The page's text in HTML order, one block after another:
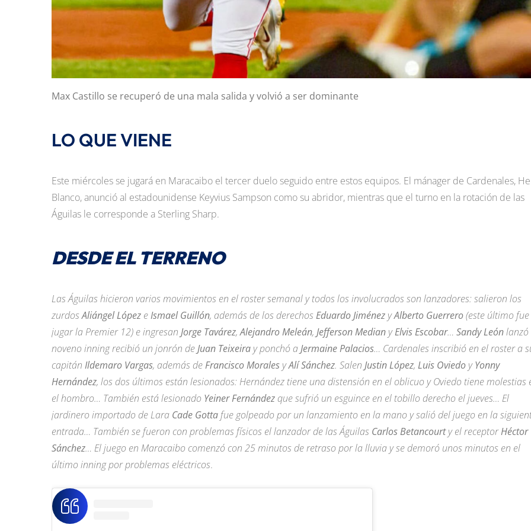
Max Castillo se recuperó de una mala salida y volvió a ser dominante
LO QUE VIENE
Este miércoles se jugará en Maracaibo el tercer duelo seguido entre estos equipos. El mánager de Cardenales,
Blanco, anunció al estadounidense Keyvius Sampson como su abridor, mientras que el turno en la rotación de las
Águilas le corresponde a Sterling Sharp.
DESDE EL TERRENO
Las Águilas hicieron varios movimientos en el roster semanal y todos los involucrados son lanzadores: salieron los
zurdosAliángel López eIsmael Guillón, además de los derechosEduardo Jiménez yAlberto Guerrero(este último
jugar la Premier 12) e ingresan Jorge Tavárez,Alejandro Meleán, Jefferson Median yElvis Escobar… Sandy Leónlanzó
noveno inning recibió un jonrón deJuan Teixeira y ponchó aJermaine Palacios… Cardenales inscribió en el roster a
capitán Ildemaro Vargas, además deFrancisco Morales yAlí Sánchez. Salen Justin López, Luis Oviedo yYonny
Hernández, los dos últimos están lesionados: Hernández tiene una distensión en el oblicuo y Oviedo tiene molestias
el hombro… También está lesionado Yeiner Fernández que sufrió un esguince en el tobillo derecho el jueves… El
jardinero importado de Lara Cade Gottafue golpeado por un lanzamiento en la mano y salió del juego en la
entrada… También se fueron con problemas físicos el lanzador de las Águilas Carlos Betancourty el receptorHéctor
Sánchez… El juego en Maracaibo comenzó con 25 minutos de retraso por la lluvia y se demoró unos minutos en el
último inning por problemas eléctricos.